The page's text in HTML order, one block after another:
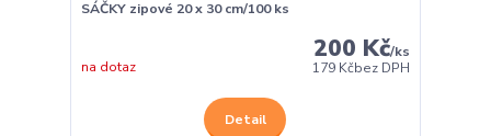
SÁČKY zipové 20 x 30 cm/100 ks
200 Kč/ks
179 Kčbez DPH
na dotaz
Detail